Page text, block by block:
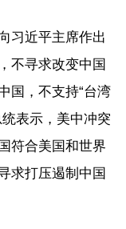
习近平主席作出
不寻求改变中国
国，不支持“台湾
表示，美中冲突
符合美国和世界
求打压遏制中国